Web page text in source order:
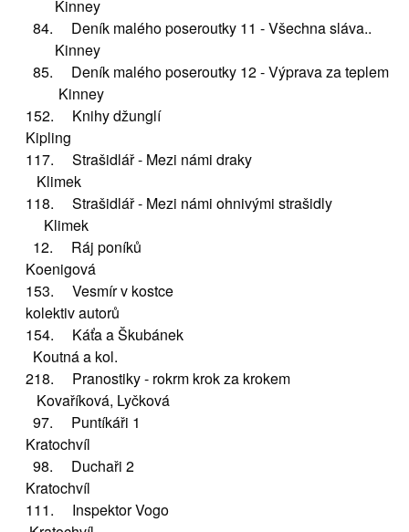
Kinney
84. Deník malého poseroutky 11 - Všechna sláva..
Kinney
85. Deník malého poseroutky 12 - Výprava za teplem
Kinney
152. Knihy džunglí
Kipling
117. Strašidlář - Mezi námi draky
Klimek
118. Strašidlář - Mezi námi ohnivými strašidly
Klimek
12. Ráj poníků
Koenigová
153. Vesmír v kostce
kolektiv autorů
154. Káťa a Škubánek
Koutná a kol.
218. Pranostiky - rokrm krok za krokem
Kovaříková, Lyčková
97. Puntíkáři 1
Kratochvíl
98. Duchaři 2
Kratochvíl
111. Inspektor Vogo